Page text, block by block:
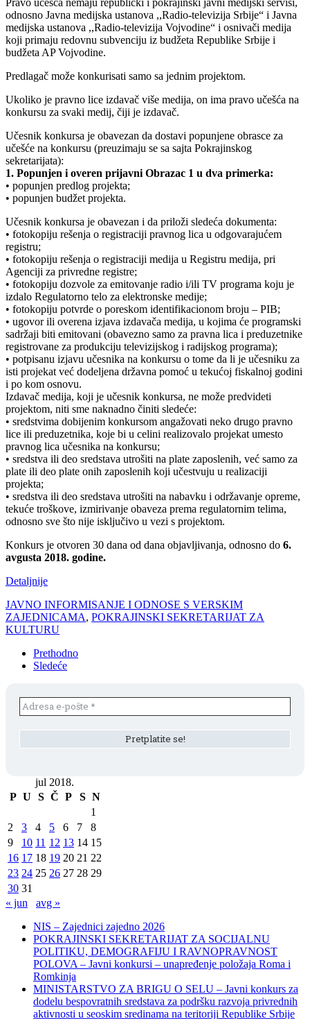
odnosno Javna medijska ustanova ,,Radio-televizija Srbije“ i Javna
medijska ustanova ,,Radio-televizija Vojvodine“ i osnivači medija
koji primaju redovnu subvenciju iz budžeta Republike Srbije i
budžeta AP Vojvodine.
Predlagač može konkurisati samo sa jednim projektom.
Ukoliko je pravno lice izdavač više medija, on ima pravo učešća na
konkursu za svaki medij, čiji je izdavač.
Učesnik konkursa je obavezan da dostavi popunjene obrasce za
učešće na konkursu (preuzimaju se sa sajta Pokrajinskog
sekretarijata):
1. Popunjen i overen prijavni Obrazac 1 u dva primerka:
• popunjen predlog projekta;
• popunjen budžet projekta.
Učesnik konkursa je obavezan i da priloži sledeća dokumenta:
• fotokopiju rešenja o registraciji pravnog lica u odgovarajućem
registru;
• fotokopiju rešenja o registraciji medija u Registru medija, pri
Agenciji za privredne registre;
• fotokopiju dozvole za emitovanje radio i/ili TV programa koju je
izdalo Regulatorno telo za elektronske medije;
• fotokopiju potvrde o poreskom identifikacionom broju – PIB;
• ugovor ili overena izjava izdavača medija, u kojima će programski
sadržaji biti emitovani (obavezno samo za pravna lica i preduzetnike
registrovane za produkciju televizijskog i radijskog programa);
• potpisanu izjavu učesnika na konkursu o tome da li je učesniku za
isti projekat već dodeljena državna pomoć u tekućoj fiskalnoj godini
i po kom osnovu.
Izdavač medija, koji je učesnik konkursa, ne može predvideti
projektom, niti sme naknadno činiti sledeće:
• sredstvima dobijenim konkursom angažovati neko drugo pravno
lice ili preduzetnika, koje bi u celini realizovalo projekat umesto
pravnog lica učesnika na konkursu;
• sredstva ili deo sredstava utrošiti na plate zaposlenih, već samo za
plate ili deo plate onih zaposlenih koji učestvuju u realizaciji
projekta;
• sredstva ili deo sredstava utrošiti na nabavku i održavanje opreme,
tekuće troškove, izmirivanje obaveza prema regulatornim telima,
odnosno sve što nije isključivo u vezi s projektom.
Konkurs je otvoren 30 dana od dana objavljivanja, odnosno do 6.
avgusta 2018. godine.
Detaljnije
JAVNO INFORMISANJE I ODNOSE S VERSKIM
ZAJEDNICAMA, POKRAJINSKI SEKRETARIJAT ZA
KULTURU
Prethodno
Sledeće
jul 2018.
P U S Č P S N
1
2
3 4 5 6 7
8
9
10 11 12 13 14 15
16 17 18 19 20 21 22
23 24 25 26 27 28 29
30 31
« jun
avg »
NIS – Zajednici zajedno 2026
POKRAJINSKI SEKRETARIJAT ZA SOCIJALNU
POLITIKU, DEMOGRAFIJU I RAVNOPRAVNOST
POLOVA – Javni konkursi – unapređenje položaja Roma i
Romkinja
MINISTARSTVO ZA BRIGU O SELU – Javni konkurs za
dodelu bespovratnih sredstava za podršku razvoja privrednih
aktivnosti u seoskim sredinama na teritoriji Republike Srbije